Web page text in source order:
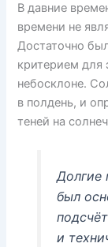
В давние
времени не
Достаточно
критерием для
небосклоне.
в полдень, и
теней на
Долгие
был
и